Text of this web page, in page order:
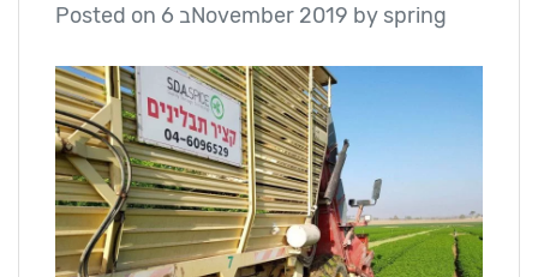
Posted on 6 בNovember 2019 by spring